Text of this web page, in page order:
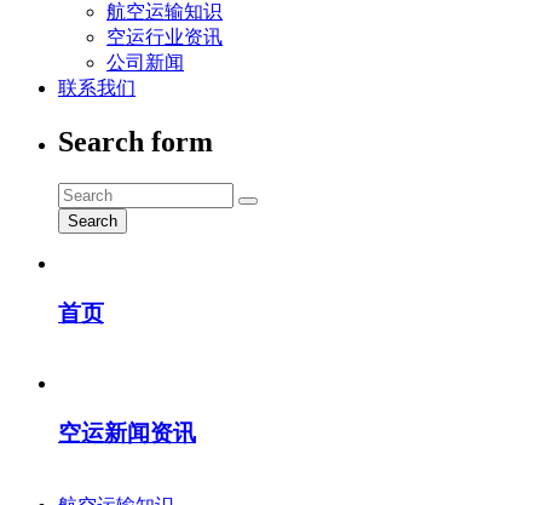
航空运输知识
空运行业资讯
公司新闻
联系我们
Search form
Search
首页
空运新闻资讯